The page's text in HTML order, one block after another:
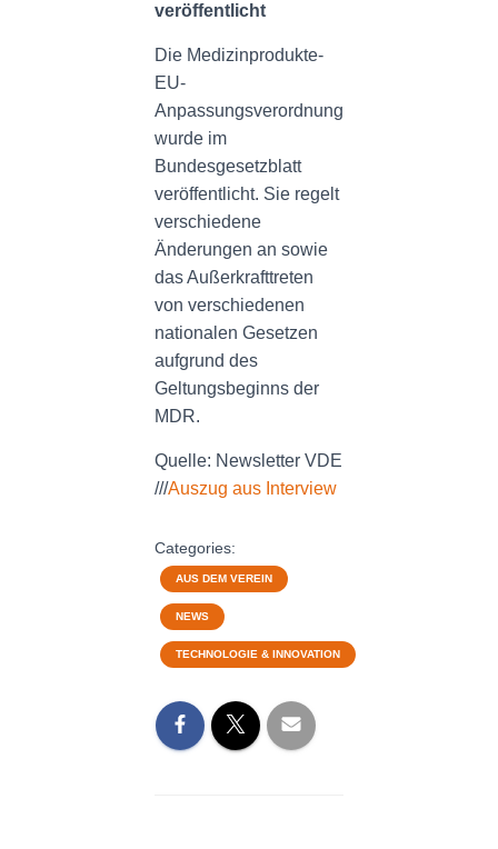
veröffentlicht
Die Medizinprodukte-
EU-
Anpassungsverordnung
wurde im
Bundesgesetzblatt
veröffentlicht. Sie regelt
verschiedene
Änderungen an sowie
das Außerkrafttreten
von verschiedenen
nationalen Gesetzen
aufgrund des
Geltungsbeginns der
MDR.
Quelle: Newsletter VDE
///Auszug aus Interview
Categories:
AUS DEM VEREIN
NEWS
TECHNOLOGIE & INNOVATION